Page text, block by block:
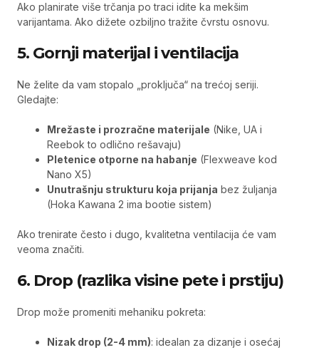
Ako planirate više trčanja po traci idite ka mekšim
varijantama. Ako dižete ozbiljno tražite čvrstu osnovu.
5. Gornji materijal i ventilacija
Ne želite da vam stopalo „proključa“ na trećoj seriji.
Gledajte:
Mrežaste i prozračne materijale (Nike, UA i
Reebok to odlično rešavaju)
Pletenice otporne na habanje (Flexweave kod
Nano X5)
Unutrašnju strukturu koja prijanja bez žuljanja
(Hoka Kawana 2 ima bootie sistem)
Ako trenirate često i dugo, kvalitetna ventilacija će vam
veoma značiti.
6. Drop (razlika visine pete i prstiju)
Drop može promeniti mehaniku pokreta:
Nizak drop (2-4 mm): idealan za dizanje i osećaj